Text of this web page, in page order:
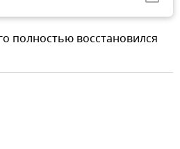
полностью восстановился